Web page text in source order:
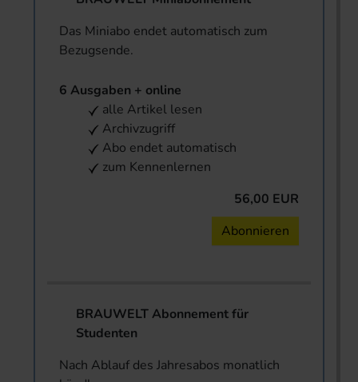
Das Miniabo endet automatisch zum
Bezugsende.
6 Ausgaben + online
alle Artikel lesen
Archivzugriff
Abo endet automatisch
zum Kennenlernen
56,00 EUR
Abonnieren
BRAUWELT Abonnement für
Studenten
Nach Ablauf des Jahresabos monatlich